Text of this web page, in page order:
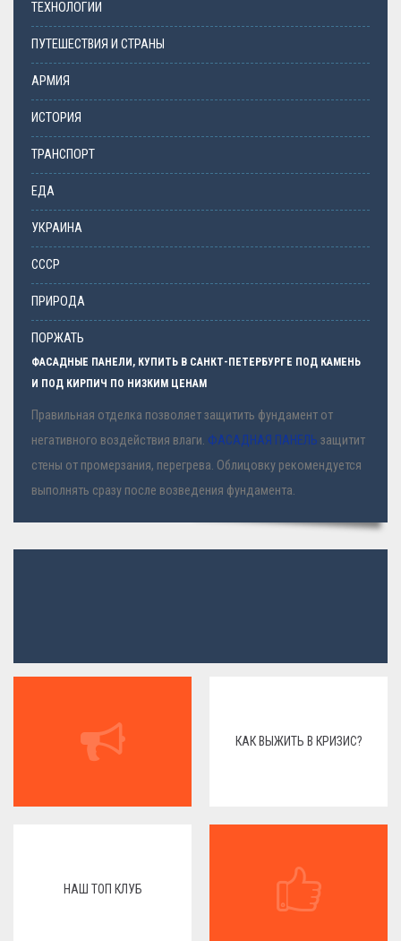
ТЕХНОЛОГИИ
ПУТЕШЕСТВИЯ И СТРАНЫ
АРМИЯ
ИСТОРИЯ
ТРАНСПОРТ
ЕДА
УКРАИНА
СССР
ПРИРОДА
ПОРЖАТЬ
ФАСАДНЫЕ ПАНЕЛИ, КУПИТЬ В САНКТ-ПЕТЕРБУРГЕ ПОД КАМЕНЬ
И ПОД КИРПИЧ ПО НИЗКИМ ЦЕНАМ
Правильная отделка позволяет защитить фундамент от
негативного воздействия влаги. ФАСАДНАЯ ПАНЕЛЬ защитит
стены от промерзания, перегрева. Облицовку рекомендуется
выполнять сразу после возведения фундамента.
КАК ВЫЖИТЬ В КРИЗИС?
НАШ ТОП КЛУБ